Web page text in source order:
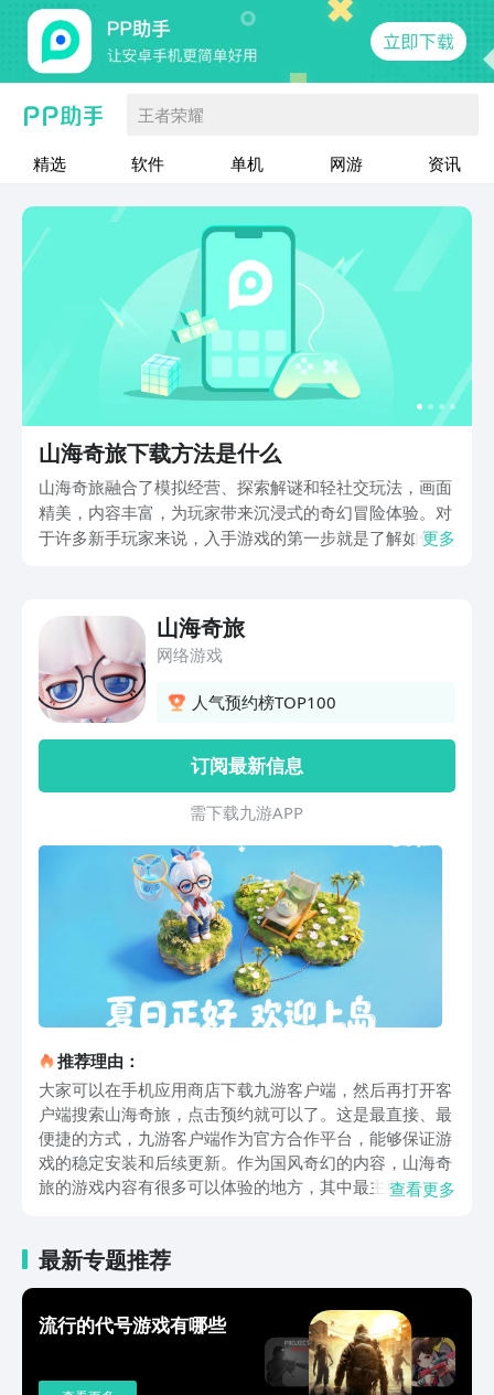
王者荣耀
精选 软件 单机 网游 资讯
山海奇旅下载方法是什么
山海奇旅融合了模拟经营、探索解谜和轻社交玩法，画面
精美，内容丰富，为玩家带来沉浸式的奇幻冒险体验。对
于许多新手玩家来说，入手游戏的第一步就是了解如何下
屿的无穷魅力，那就去九游平台下载，是目前手游福利最
多的平台，属于阿里巴巴灵犀互娱旗下产品，大平台有保
障。当前正值节日盛典，万元无门槛券免费抽取机会不容
错过，助您0元轻松畅享奇幻旅程。
更多
山海奇旅
网络游戏
人气预约榜TOP100
订阅最新信息
需 下 载 九 游 A P P
推荐理由：
大家可以在手机应用商店下载九游客户端，然后再打开客
户端搜索山海奇旅，点击预约就可以了。这是最直接、最
便捷的方式，九游客户端作为官方合作平台，能够保证游
戏的稳定安装和后续更新。作为国风奇幻的内容，山海奇
旅的游戏内容有很多可以体验的地方，其中最主要的就是
建筑，逐步打造出游戏内最繁华、最独特的岛屿。除了岛
屿经营之外，未知世界探索也是游戏的重要组成部分，经
过探索可以得到大量的资源，并且可以解锁许多的剧情，
游戏有着诸多的探索地图和解谜任务。在探索的过程中，
捕捉专属神兽也是游戏的一大亮点，神兽是玩家的伙伴也
是角色成长的必要部分。每一只神兽都有自己特有的技
查看更多
最新专题推荐
流行的代号游戏有哪些